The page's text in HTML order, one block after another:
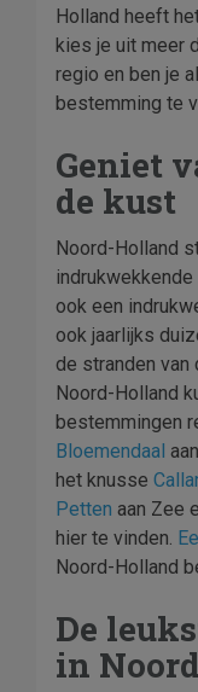
Holland heeft
kies je uit meer
regio en ben je
bestemming te
Geniet
de kust
Noord-Holland
ook een
ook jaarlijks
de stranden van
Noord-Holland
bestemmingen
Bloemendaal
het knusse
Petten aan Zee
hier te vinden.
Noord-Holland
De
in